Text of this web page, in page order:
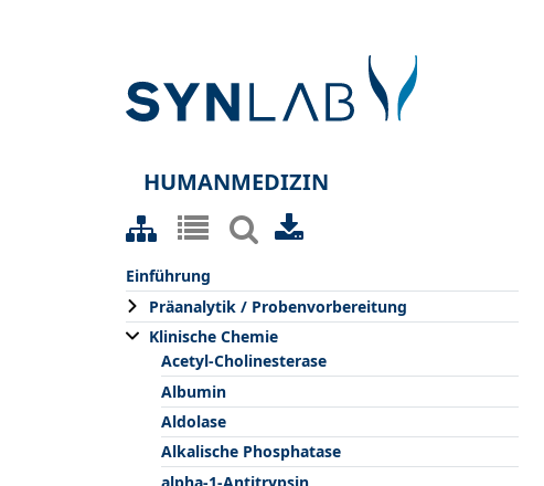
HUMANMEDIZIN
Einführung
Präanalytik / Probenvorbereitung
Klinische Chemie
Acetyl-Cholinesterase
Albumin
Aldolase
Alkalische Phosphatase
alpha-1-Antitrypsin